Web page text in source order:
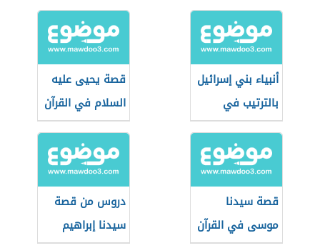
أنبياء بني إسرائيل
بالترتيب في
الإسلام
قصة يحيى عليه
السلام في القرآن
الكريم
قصة سيدنا
موسى في القرآن
دروس من قصة
سيدنا إبراهيم